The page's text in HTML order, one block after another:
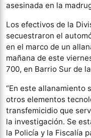
asesinada en la
Los efectivos de la
secuestraron el
en el marco de un
mañana de este
700, en Barrio Sur de
“En este allanamiento
otros elementos
transfemicidio que
la investigación. Se
la Policía y la Fiscalía